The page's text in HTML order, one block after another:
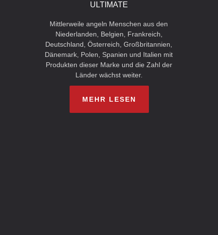
ULTIMATE
Mittlerweile angeln Menschen aus den
Niederlanden, Belgien, Frankreich,
Deutschland, Österreich, Großbritannien,
Dänemark, Polen, Spanien und Italien mit
Produkten dieser Marke und die Zahl der
Länder wächst weiter.
MEHR LESEN